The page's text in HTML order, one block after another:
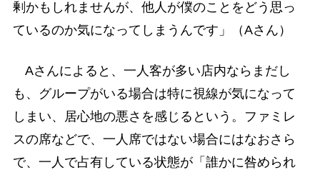
剰かもしれませんが、他人が僕のことをどう思っ
ているのか気になってしまうんです」（Aさん）
Aさんによると、一人客が多い店内ならまだし
も、グループがいる場合は特に視線が気になって
しまい、居心地の悪さを感じるという。ファミレ
スの席などで、一人席ではない場合にはなおさら
で、一人で占有している状態が「誰かに咎められ